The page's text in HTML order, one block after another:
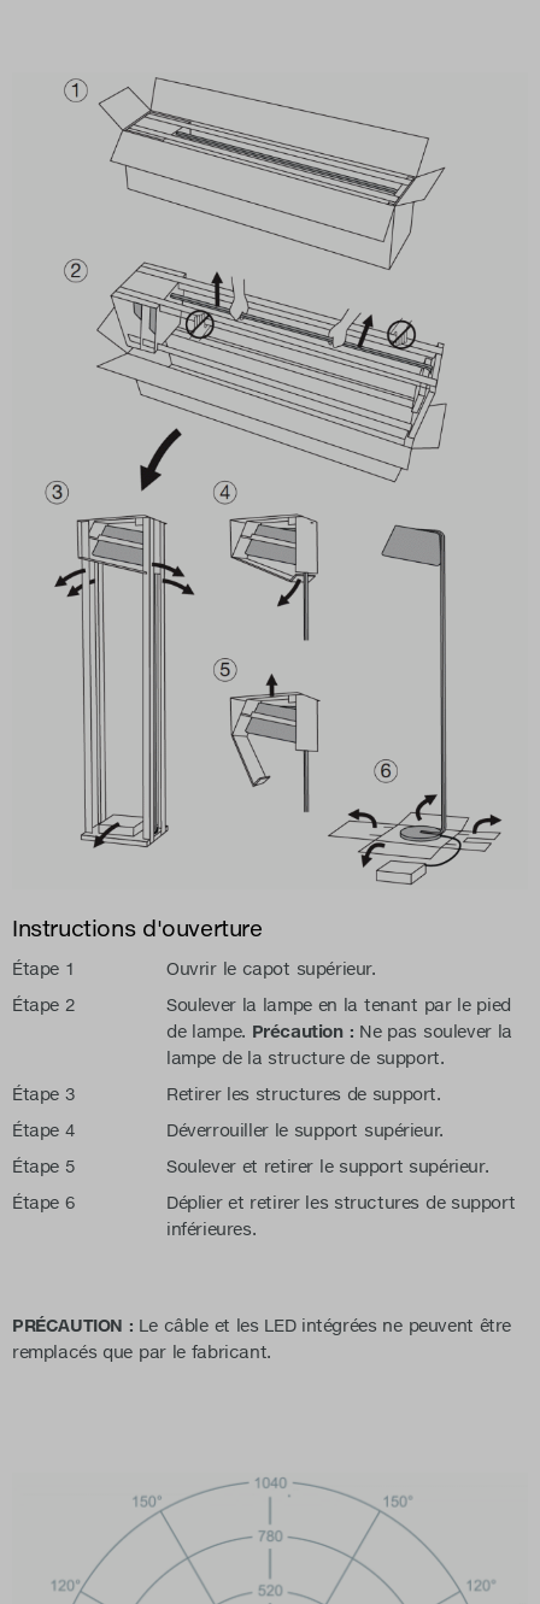
Instructions d'ouverture
Étape 1
Ouvrir le capot supérieur.
Étape 2
Soulever la lampe en la tenant par le pied
de lampe. Précaution : Ne pas soulever la
lampe de la structure de support.
Étape 3
Retirer les structures de support.
Étape 4
Déverrouiller le support supérieur.
Étape 5
Soulever et retirer le support supérieur.
Étape 6
Déplier et retirer les structures de support
inférieures.
PRÉCAUTION : Le câble et les LED intégrées ne peuvent être
remplacés que par le fabricant.